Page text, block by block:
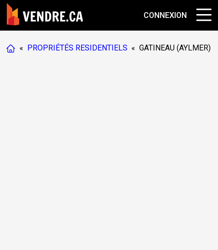
CONNEXION
« PROPRIÉTÉS RESIDENTIELS « GATINEAU (AYLMER)